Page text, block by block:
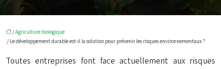
/Agriculture biologique
/ Le développement durable est-il la solution pour prévenir les risques environnementaux ?
Toutes entreprises font face actuellement aux risques